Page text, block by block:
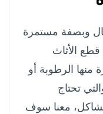
وبصفة مستمرة
الأثاث
منها الرطوبة أو
تحتاج
معنا سوف